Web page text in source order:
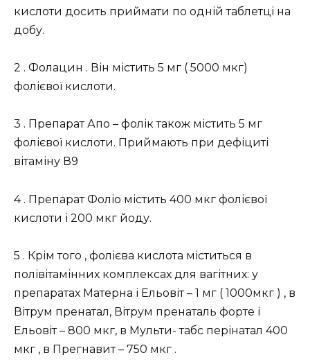
кислоти досить приймати по одній таблетці на
добу.
2 . Фолацин . Він містить 5 мг ( 5000 мкг)
фолієвої кислоти.
3 . Препарат Апо – фолік також містить 5 мг
фолієвої кислоти. Приймають при дефіциті
вітаміну В9
4 . Препарат Фоліо містить 400 мкг фолієвої
кислоти і 200 мкг йоду.
5 . Крім того , фолієва кислота міститься в
полівітамінних комплексах для вагітних: у
препаратах Матерна і Ельовіт – 1 мг ( 1000мкг ) , в
Вітрум пренатал, Вітрум пренаталь форте і
Ельовіт – 800 мкг, в Мульти- табс перінатал 400
мкг , в Прегнавит – 750 мкг .